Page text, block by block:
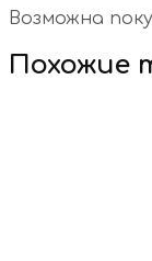
Возможна
Похожие